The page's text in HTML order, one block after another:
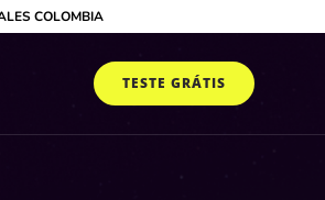
COLOMBIA
TESTE GRÁTIS